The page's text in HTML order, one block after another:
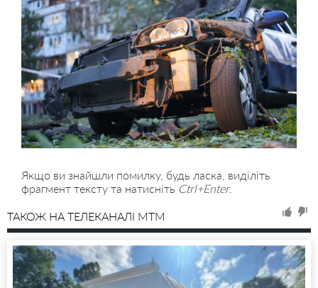
Якщо ви знайшли помилку, будь ласка, виділіть
фрагмент тексту та натисніть Ctrl+Enter.
ТАКОЖ НА ТЕЛЕКАНАЛІ MTM